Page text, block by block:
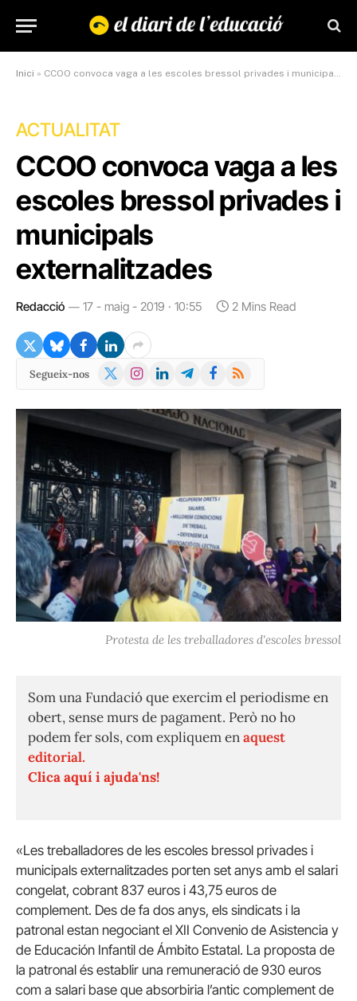
Inici » CCOO convoca vaga a les escoles bressol privades i municipals externalitzades
ACTUALITAT
CCOO convoca vaga a les
escoles bressol privades i
municipals
externalitzades
Redacció 17 - maig - 2019 · 10:55 2 Mins Read
Segueix-nos
X
Instagram
LinkedInTelegramFacebook
RSS
Protesta de les treballadores d'escoles bressol
Som una Fundació que exercim el periodisme en
obert, sense murs de pagament. Però no ho
podem fer sols, com expliquem enaquest
editorial.
Clica aquí i ajuda'ns!
«Les treballadores de les escoles bressol privades i
municipals externalitzades porten set anys amb el salari
congelat, cobrant 837 euros i 43,75 euros de
complement. Des de fa dos anys, els sindicats i la
patronal estan negociant el XII Convenio de Asistencia y
de Educación Infantil de Ámbito Estatal. La proposta de
la patronal és establir una remuneració de 930 euros
com a salari base que absorbiria l’antic complement de